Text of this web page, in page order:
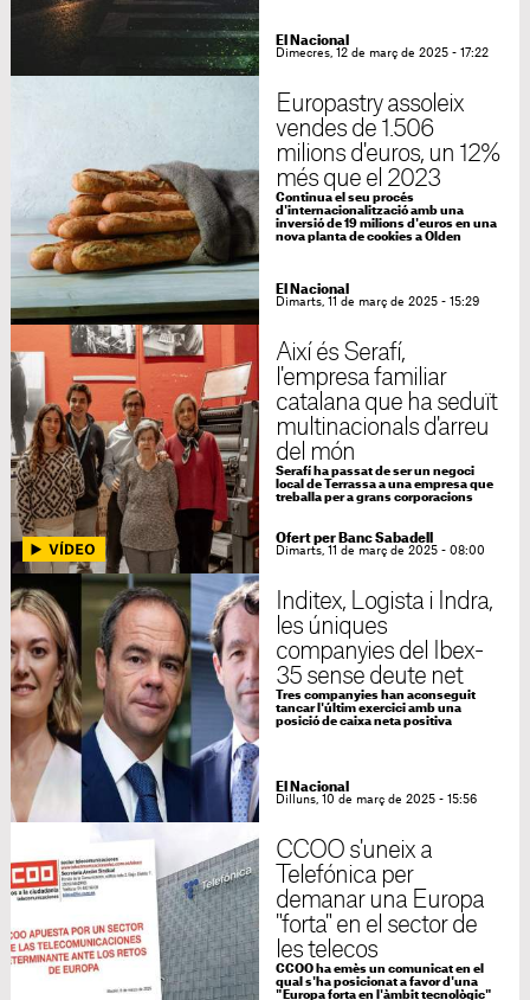
El Nacional
Dimecres, 12 de març de 2025 - 17:22
Europastry assoleix
vendes de 1.506
milions d'euros, un 12%
més que el 2023
Continua el seu procés
d'internacionalització amb una
inversió de 19 milions d'euros en una
nova planta de cookies a Olden
El Nacional
Dimarts, 11 de març de 2025 - 15:29
Així és Serafí,
l'empresa familiar
catalana que ha seduït
multinacionals d'arreu
del món
Serafí ha passat de ser un negoci
local de Terrassa a una empresa que
treballa per a grans corporacions
Ofert per Banc Sabadell
Dimarts, 11 de març de 2025 - 08:00
Inditex, Logista i Indra,
les úniques
companyies del Ibex-
35 sense deute net
Tres companyies han aconseguit
tancar l'últim exercici amb una
posició de caixa neta positiva
El Nacional
Dilluns, 10 de març de 2025 - 15:56
CCOO s'uneix a
Telefónica per
demanar una Europa
"forta" en el sector de
les telecos
CCOO ha emès un comunicat en el
qual s'ha posicionat a favor d'una
"Europa forta en l'àmbit tecnològic"